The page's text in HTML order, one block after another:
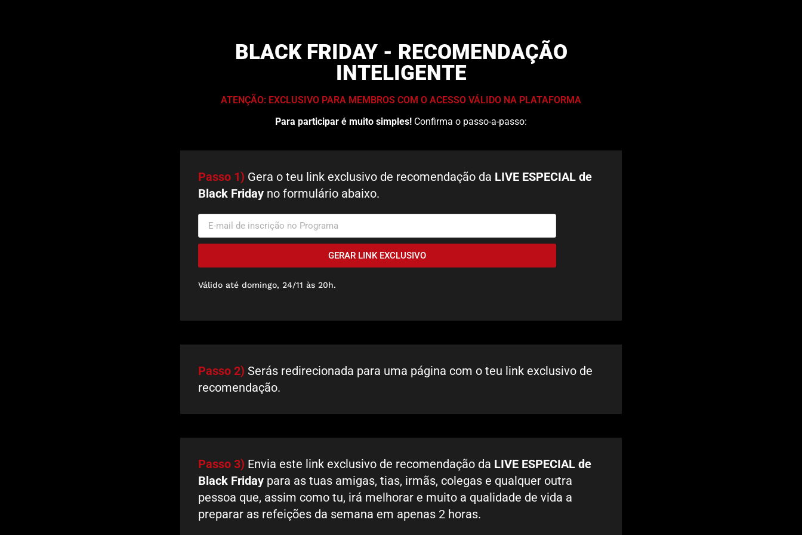
BLACK FRIDAY - RECOMENDAÇÃO
INTELIGENTE
ATENÇÃO: EXCLUSIVO PARA MEMBROS COM O ACESSO VÁLIDO NA PLATAFORMA
Para participar é muito simples! Confirma o passo-a-passo:
Passo 1) Gera o teu link exclusivo de recomendação da LIVE ESPECIAL de
Black Friday no formulário abaixo.
GERAR LINK EXCLUSIVO
Válido até domingo, 24/11 às 20h.
Passo 2) Serás redirecionada para uma página com o teu link exclusivo de
recomendação.
Passo 3) Envia este link exclusivo de recomendação da LIVE ESPECIAL de
Black Friday para as tuas amigas, tias, irmãs, colegas e qualquer outra
pessoa que, assim como tu, irá melhorar e muito a qualidade de vida a
preparar as refeições da semana em apenas 2 horas.